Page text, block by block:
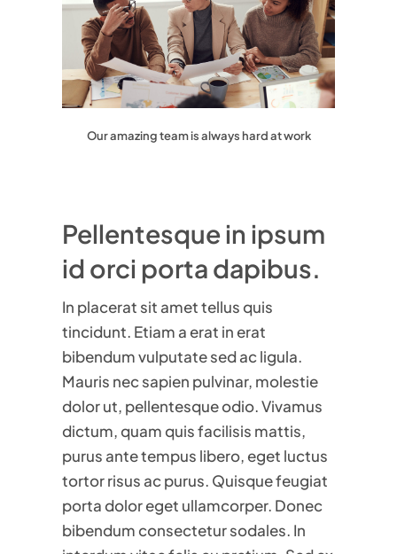
Our amazing team is always hard at work
Pellentesque in ipsum
id orci porta dapibus.
In placerat sit amet tellus quis
tincidunt. Etiam a erat in erat
bibendum vulputate sed ac ligula.
Mauris nec sapien pulvinar, molestie
dolor ut, pellentesque odio. Vivamus
dictum, quam quis facilisis mattis,
purus ante tempus libero, eget luctus
tortor risus ac purus. Quisque feugiat
porta dolor eget ullamcorper. Donec
bibendum consectetur sodales. In